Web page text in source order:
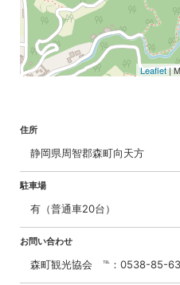
Leaflet|
住所
静岡県周智郡森町向天方
駐車場
有（普通車20台）
お問い合わせ
森町観光協会 ℡：0538-85-